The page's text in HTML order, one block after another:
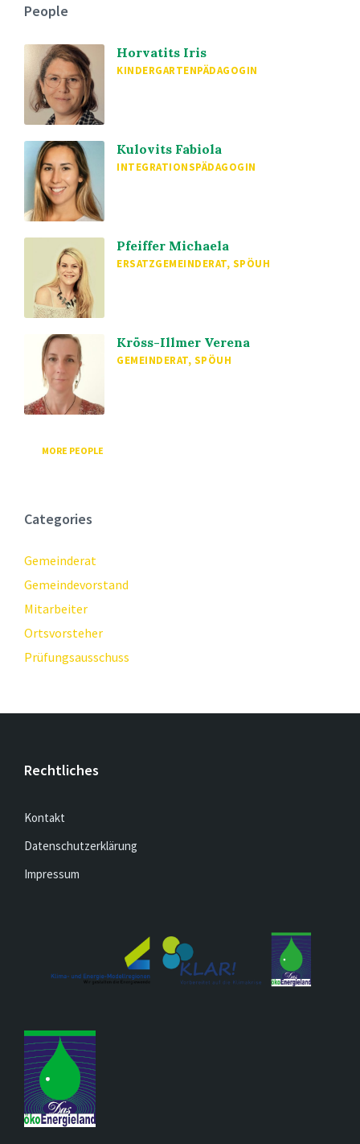
People
Horvatits Iris
KINDERGARTENPÄDAGOGIN
Kulovits Fabiola
INTEGRATIONSPÄDAGOGIN
Pfeiffer Michaela
ERSATZGEMEINDERAT, SPÖUH
Kröss-Illmer Verena
GEMEINDERAT, SPÖUH
MORE PEOPLE
Categories
Gemeinderat
Gemeindevorstand
Mitarbeiter
Ortsvorsteher
Prüfungsausschuss
Rechtliches
Kontakt
Datenschutzerklärung
Impressum